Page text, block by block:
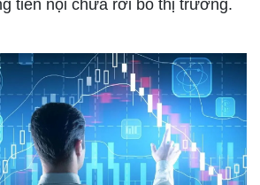
tiền nội chưa rời bỏ thị trường.